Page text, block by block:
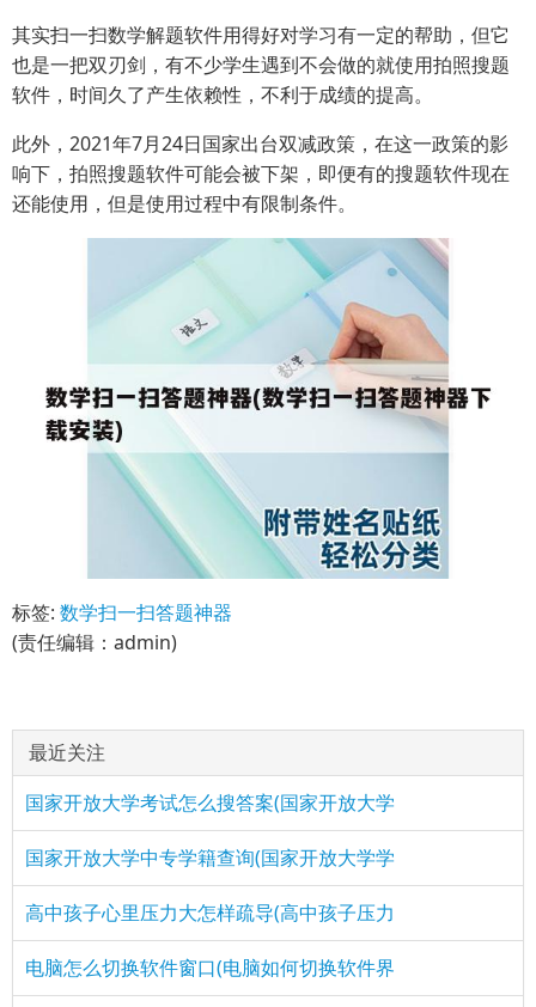
其实扫一扫数学解题软件用得好对学习有一定的帮助，但它
也是一把双刃剑，有不少学生遇到不会做的就使用拍照搜题
软件，时间久了产生依赖性，不利于成绩的提高。
此外，2021年7月24日国家出台双减政策，在这一政策的影
响下，拍照搜题软件可能会被下架，即便有的搜题软件现在
还能使用，但是使用过程中有限制条件。
标签: 数学扫一扫答题神器
(责任编辑：admin)
最近关注
国家开放大学考试怎么搜答案(国家开放大学
国家开放大学中专学籍查询(国家开放大学学
高中孩子心里压力大怎样疏导(高中孩子压力
电脑怎么切换软件窗口(电脑如何切换软件界